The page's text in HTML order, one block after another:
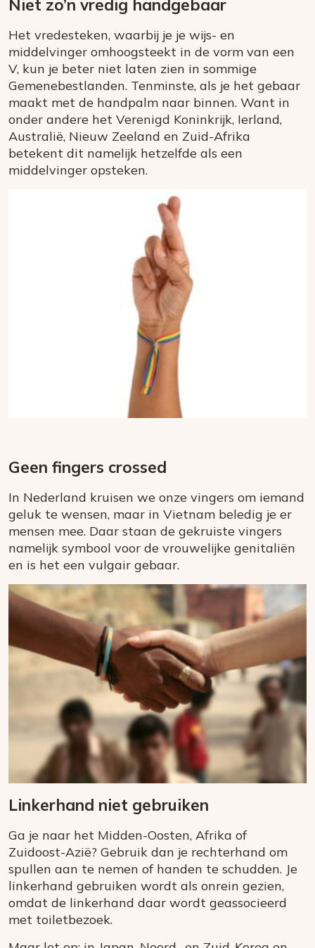
Niet zo’n vredig handgebaar
Het vredesteken, waarbij je je wijs- en
middelvinger omhoogsteekt in de vorm van een
V, kun je beter niet laten zien in sommige
Gemenebestlanden. Tenminste, als je het gebaar
maakt met de handpalm naar binnen. Want in
onder andere het Verenigd Koninkrijk, Ierland,
Australië, Nieuw Zeeland en Zuid-Afrika
betekent dit namelijk hetzelfde als een
middelvinger opsteken.
Geen fingers crossed
In Nederland kruisen we onze vingers om iemand
geluk te wensen, maar in Vietnam beledig je er
mensen mee. Daar staan de gekruiste vingers
namelijk symbool voor de vrouwelijke genitaliën
en is het een vulgair gebaar.
Linkerhand niet gebruiken
Ga je naar het Midden-Oosten, Afrika of
Zuidoost-Azië? Gebruik dan je rechterhand om
spullen aan te nemen of handen te schudden. Je
linkerhand gebruiken wordt als onrein gezien,
omdat de linkerhand daar wordt geassocieerd
met toiletbezoek.